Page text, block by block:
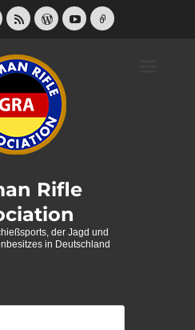
Feed WordPress
YouTube
Link
Rifle
der Jagd und
in Deutschland